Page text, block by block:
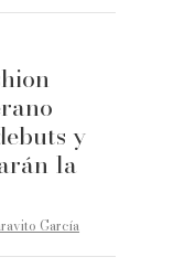
y
la
García